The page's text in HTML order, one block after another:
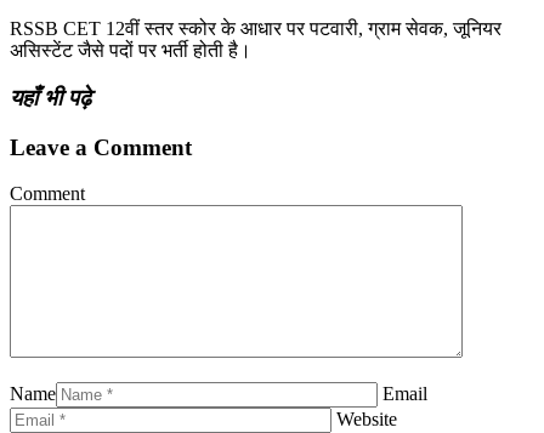
RSSB CET 12वीं स्तर स्कोर के आधार पर पटवारी, ग्राम सेवक, जूनियर
असिस्टेंट जैसे पदों पर भर्ती होती है।
यहाँ भी पढ़े
Leave a Comment
Comment
Name
Email
Website